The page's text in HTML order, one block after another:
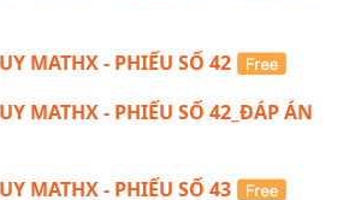
MATHX - PHIẾU SỐ 42
MATHX - PHIẾU SỐ 42_ĐÁP ÁN
MATHX - PHIẾU SỐ 43